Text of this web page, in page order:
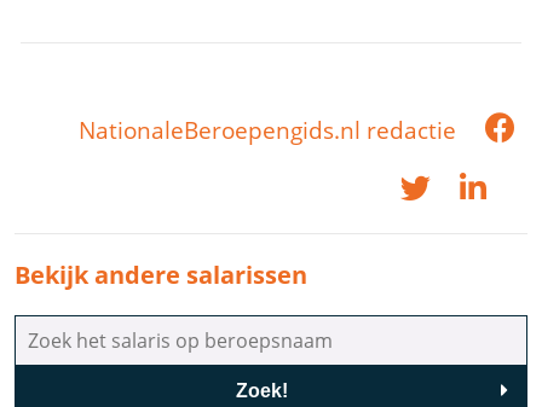
NationaleBeroepengids.nl redactie
Bekijk andere salarissen
Zoek!